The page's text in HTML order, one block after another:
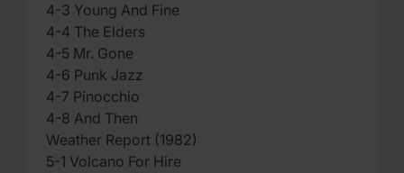
4-3 Young And Fine
4-4 The Elders
4-5 Mr. Gone
4-6 Punk Jazz
4-7 Pinocchio
4-8 And Then
Weather Report (1982)
5-1 Volcano For Hire